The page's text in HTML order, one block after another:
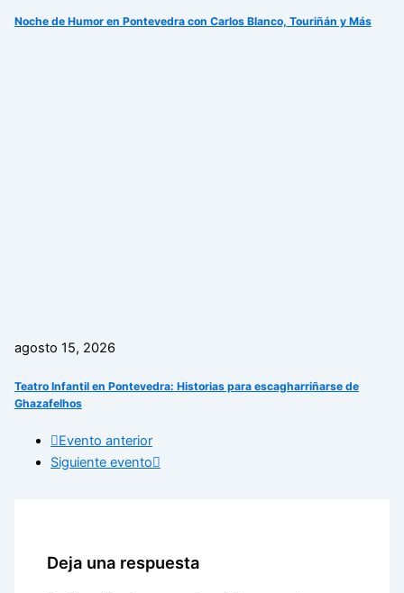
Noche de Humor en Pontevedra con Carlos Blanco, Touriñán y Más
agosto 15, 2026
Teatro Infantil en Pontevedra: Historias para escagharriñarse de
Ghazafelhos
Evento anterior
Siguiente evento
Deja una respuesta